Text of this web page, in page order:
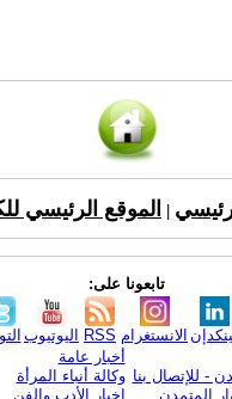
الموقع الرئيسي
تابعونا على:
اليوتيوب RSS الانستغرام
- للإتصال بنا
المتمدن
أخبار عامة
وكالة أنباء المرأة
اخبار الأدب والفن